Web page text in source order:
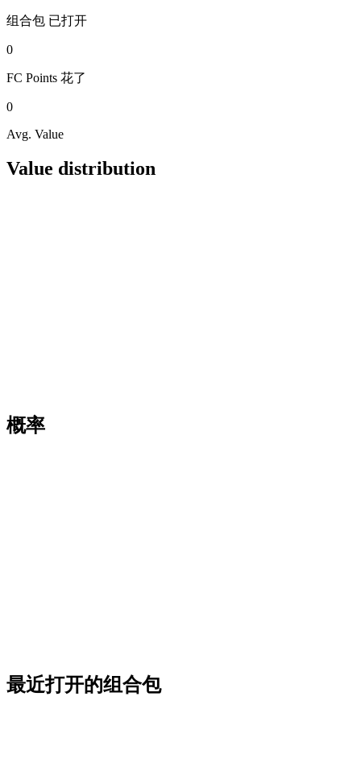
组合包 已打开
0
FC Points 花了
0
Avg. Value
Value distribution
概率
最近打开的组合包